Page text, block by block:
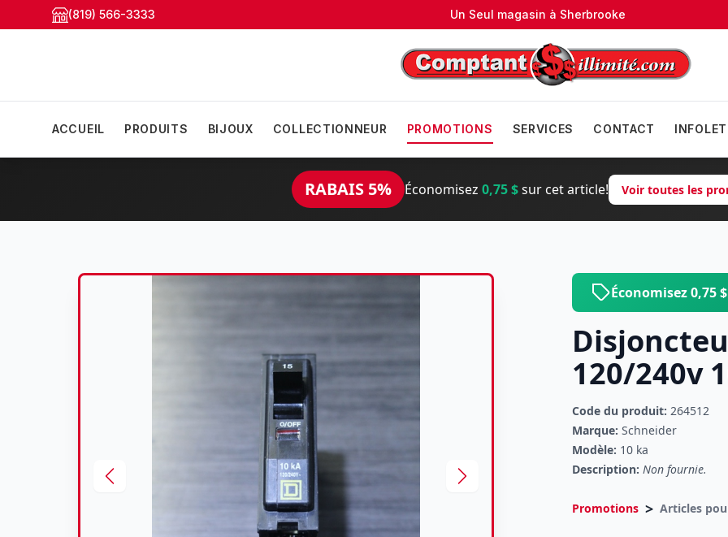
(819) 566-3333 Un Seul magasin à Sherbrooke
ACCUEIL PRODUITS BIJOUX COLLECTIONNEUR PROMOTIONS SERVICES CONTACT
RABAIS 5% Économisez 0,75 $sur cet article! Voir toutes les
Économisez 0,75
120/240v
Code du produit: 264512
Marque: Schneider
Modèle: 10 ka
Description: Non fournie.
Promotions > Articles